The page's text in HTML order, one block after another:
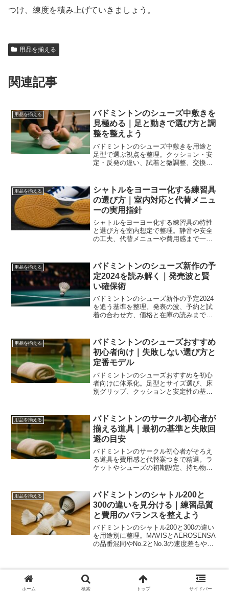
つけ、練度を積み上げていきましょう。
用品を揃える
関連記事
用品を揃える
バドミントンのシューズ中敷きを
見極める｜足と動きで選び方と調
整を整えよう
バドミントンのシューズ中敷きを用途と
足型で選ぶ視点を整理。クッション・安
定・反発の違い、試着と微調整、交換や
用品を揃える
シャトルをヨーヨー化する練習具
の選び方｜室内対応と代替メニュ
ーの実用指針
シャトルをヨーヨー化する練習具の特性
と選び方を室内想定で整理。静音や安全
の工夫、代替メニューや費用感まで一体
用品を揃える
バドミントンのシューズ新作の予
定2024を読み解く｜発売波と賢
い確保術
バドミントンのシューズ新作の予定2024
を追う基準を整理。発表の波、予約と試
着の合わせ方、価格と在庫の読みまで実
用品を揃える
バドミントンのシューズおすすめ
初心者向け｜失敗しない選び方と
定番モデル
バドミントンのシューズおすすめを初心
者向けに体系化。足型とサイズ選び、床
別グリップ、クッションと安定性の基
用品を揃える
バドミントンのサークル初心者が
揃える道具｜最初の基準と失敗回
避の目安
バドミントンのサークル初心者がそろえ
る道具を費用感と代替案つきで精選。ラ
ケットやシューズの初期設定、持ち物の
ます。
用品を揃える
バドミントンのシャトル200と
300の違いを見分ける｜練習品質
と費用のバランスを整えよう
バドミントンのシャトル200と300の違い
を用途別に整理。MAVISとAEROSENSA
の品番混同やNo.2とNo.3の速度差もやさ
ホーム 検索 トップ サイドバー